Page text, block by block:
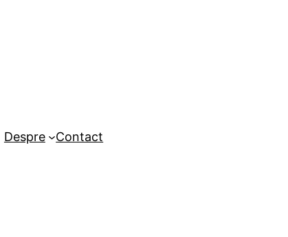
Despre Contact